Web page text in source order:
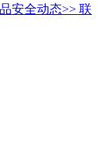
安全动态>> 联